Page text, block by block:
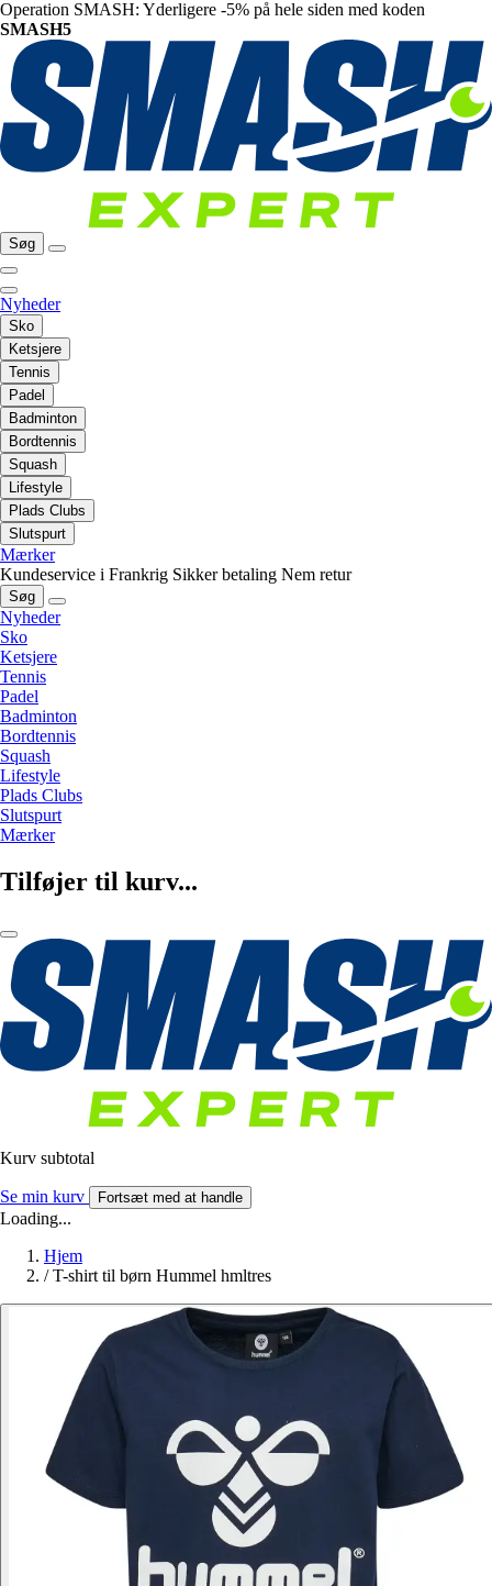
Operation SMASH: Yderligere -5% på hele siden med koden
SMASH5
Søg
Nyheder
Sko
Ketsjere
Tennis
Padel
Badminton
Bordtennis
Squash
Lifestyle
Plads Clubs
Slutspurt
Mærker
Kundeservice i Frankrig Sikker betaling Nem retur
Søg
Nyheder
Sko
Ketsjere
Tennis
Padel
Badminton
Bordtennis
Squash
Lifestyle
Plads Clubs
Slutspurt
Mærker
Tilføjer til kurv...
Kurv subtotal
Se min kurv Fortsæt med at handle
Loading...
Hjem
/ T-shirt til børn Hummel hmltres